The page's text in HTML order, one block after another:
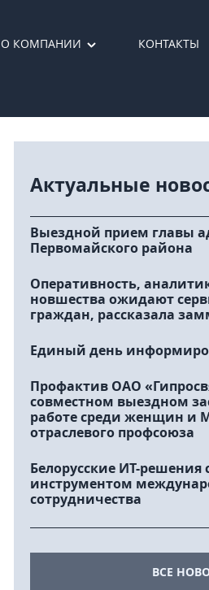
О КОМПАНИИ КОНТАКТЫ
Актуальные
Выездной прием главы
Первомайского района
Оперативность,
новшества ожидают
граждан, рассказала
Единый день
Профактив ОАО
совместном выездном
работе среди женщин и
отраслевого профсоюза
Белорусские ИТ-решения
инструментом
сотрудничества
ВСЕ